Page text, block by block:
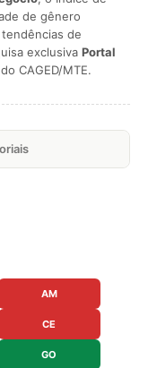
de gênero
de
exclusiva Portal
CAGED/MTE.
AM
CE
GO